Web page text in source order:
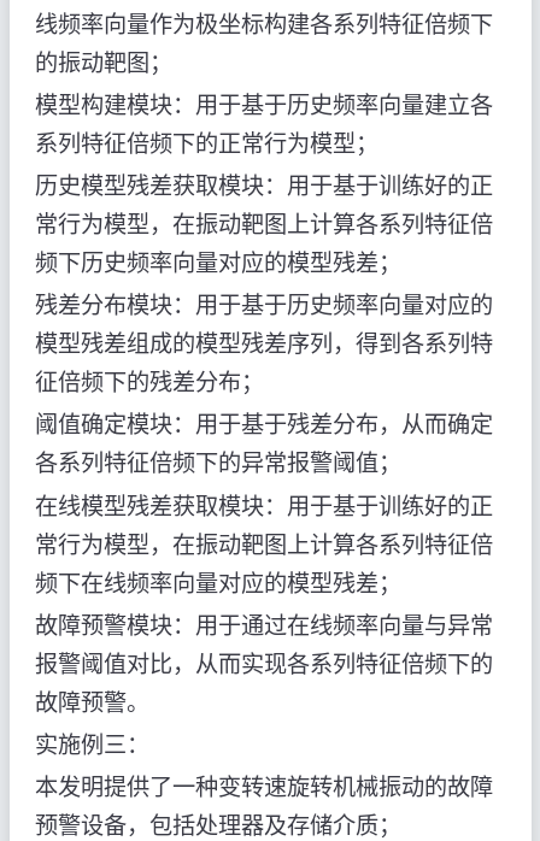
线频率向量作为极坐标构建各系列特征倍频下
的振动靶图；
模型构建模块：用于基于历史频率向量建立各
系列特征倍频下的正常行为模型；
历史模型残差获取模块：用于基于训练好的正
常行为模型，在振动靶图上计算各系列特征倍
频下历史频率向量对应的模型残差；
残差分布模块：用于基于历史频率向量对应的
模型残差组成的模型残差序列，得到各系列特
征倍频下的残差分布；
阈值确定模块：用于基于残差分布，从而确定
各系列特征倍频下的异常报警阈值；
在线模型残差获取模块：用于基于训练好的正
常行为模型，在振动靶图上计算各系列特征倍
频下在线频率向量对应的模型残差；
故障预警模块：用于通过在线频率向量与异常
报警阈值对比，从而实现各系列特征倍频下的
故障预警。
实施例三：
本发明提供了一种变转速旋转机械振动的故障
预警设备，包括处理器及存储介质；